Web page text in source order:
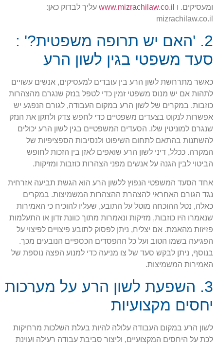
ומעסיקים. ו
עליך לבדוק כאן:
mizrachilaw.co.il
2. 'האם יש תרופה משפטית?' :
סעד משפטי בגין לשון הרע
כאשר מתרחשת לשון הרע בין עובדים למעסיקים, אנשים עשויים
לתהות אם יש מנוס משפטי זמין כדי לטפל בנזק שנגרם מהצהרות
כוזבות. במקרים של לשון הרע במקום העבודה, לגורם הנפגע יש
אפשרות לנקוט בצעדים משפטיים כדי לחפש צדק ולתקן את הנזק
שנגרם למוניטין שלו. הסעדים המשפטיים בגין לשון הרע יכולים
להשתנות בהתאם לתחום השיפוט ולנסיבות הספציפיות של
המקרה. ככלל, דיני לשון הרע שואפים לאזן בין הזכות לחופש
הביטוי לבין הגנה על אנשים מפני הצהרות כוזבות ומזיקות.
אחד הסעד המשפטי הנפוץ ללשון הרע הוא הגשת תביעה אזרחית
נגד הגורם האחראי להצהרת ההצהרות המשמיצות. במקרים
כאלה, נטל ההוכחה מוטל על התובע, שעליו להוכיח כי האמירות
שנאמרו היו כוזבות, מזיקות ונאמרות מתוך כוונת זדון או התעלמות
פזיזות מהאמת. אם יצליח, ניתן לפסוק לתובע פיצויים לפיצוי על
הפגיעה בשמו הטוב ועל כל ההפסדים הכספיים הנובעים מכך.
בנוסף, ניתן לבקש סעד של צו מניעה כדי למנוע הפצה נוספת של
האמירות המשמיצות.
3. השפעת לשון הרע על מערכות
יחסים מקצועיות
לשון הרע במקום העבודה עלולה להיות בעלת השלכות מרחיקות
לכת על היחסים המקצועיים, וליצור סביבת עבודה רעילה ועוינת